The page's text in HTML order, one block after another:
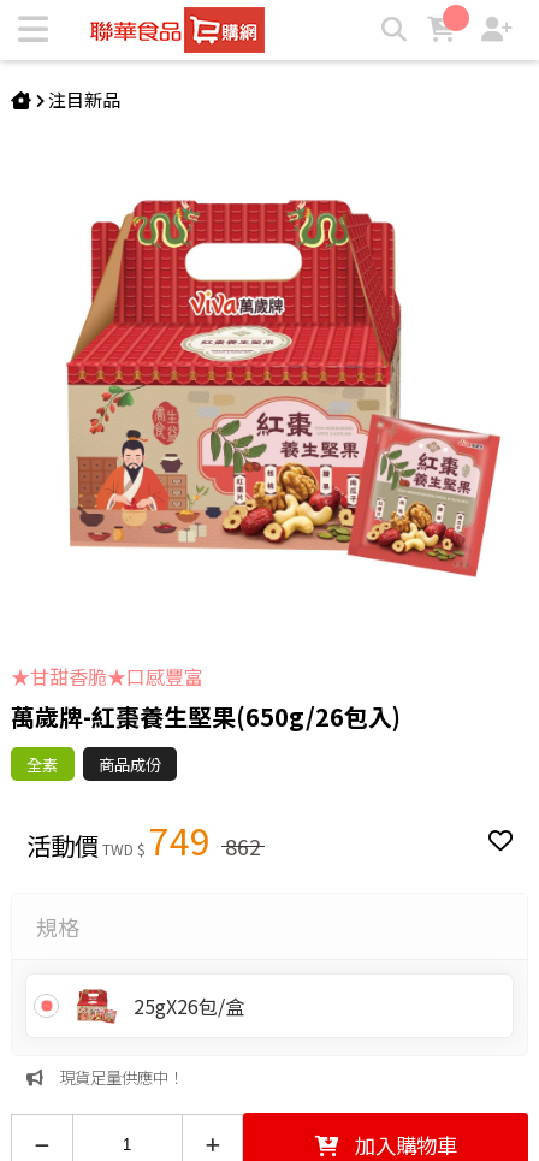
萬歲牌-紅棗養生堅果(650g/26包入) | ★聯華食品e購網★
注目新品
★甘甜香脆★口感豐富
萬歲牌-紅棗養生堅果(650g/26包入)
全素 商品成份
活動價TWD $ 749 862
規格
25gX26包/盒
現貨足量供應中！
加入購物車